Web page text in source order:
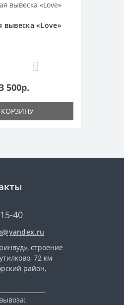
вывеска «Love»
500р.
КОРЗИНУ
40
строение
72 км
район,